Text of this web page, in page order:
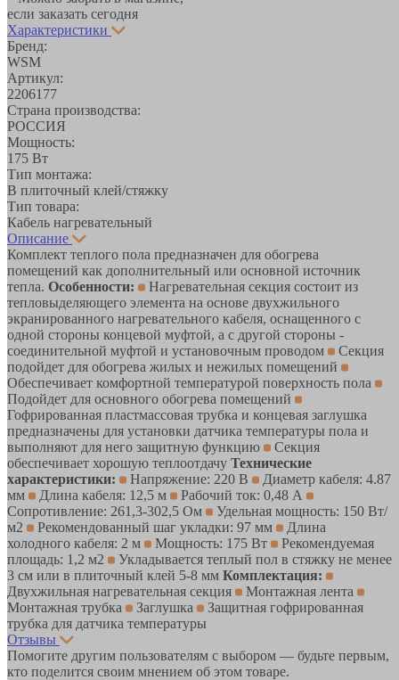
если заказать сегодня
Характеристики
Бренд:
WSM
Артикул:
2206177
Страна производства:
РОССИЯ
Мощность:
175 Вт
Тип монтажа:
В плиточный клей/стяжку
Тип товара:
Кабель нагревательный
Описание
Комплект теплого пола предназначен для обогрева
помещений как дополнительный или основной источник
тепла. Особенности:
Нагревательная секция состоит из
тепловыделяющего элемента на основе двухжильного
экранированного нагревательного кабеля, оснащенного с
одной стороны концевой муфтой, а с другой стороны -
соединительной муфтой и установочным проводом
Секция
подойдет для обогрева жилых и нежилых помещений
Обеспечивает комфортной температурой поверхность пола
Подойдет для основного обогрева помещений
Гофрированная пластмассовая трубка и концевая заглушка
предназначены для установки датчика температуры пола и
выполняют для него защитную функцию
Секция
обеспечивает хорошую теплоотдачу Технические
характеристики:
Напряжение: 220 В
Диаметр кабеля: 4.87
мм
Длина кабеля: 12,5 м
Рабочий ток: 0,48 А
Сопротивление: 261,3-302,5 Ом
Удельная мощность: 150 Вт/
м2
Рекомендованный шаг укладки: 97 мм
Длина
холодного кабеля: 2 м
Мощность: 175 Вт
Рекомендуемая
площадь: 1,2 м2
Укладывается теплый пол в стяжку не менее
3 см или в плиточный клей 5-8 мм Комплектация:
Двухжильная нагревательная секция
Монтажная лента
Монтажная трубка
Заглушка
Защитная гофрированная
трубка для датчика температуры
Отзывы
Помогите другим пользователям с выбором — будьте первым,
кто поделится своим мнением об этом товаре.